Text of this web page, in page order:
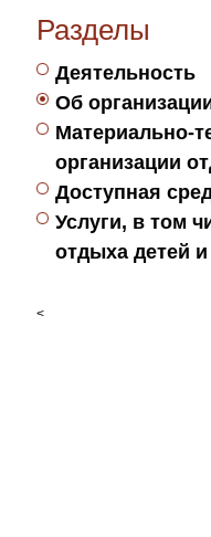
Разделы
Деятельность
Об
Материально-
организации
Доступная
Услуги, в том
отдыха детей
<